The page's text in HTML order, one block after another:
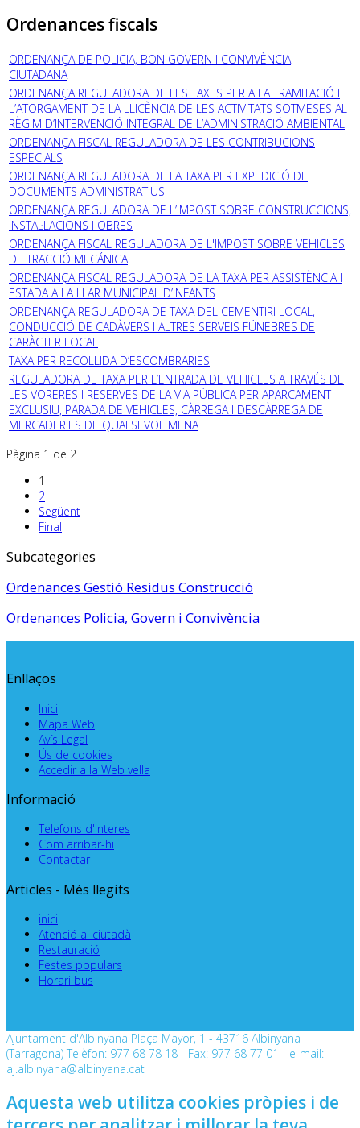
Ordenances fiscals
ORDENANÇA DE POLICIA, BON GOVERN I CONVIVÈNCIA
CIUTADANA
ORDENANÇA REGULADORA DE LES TAXES PER A LA TRAMITACIÓ I
L’ATORGAMENT DE LA LLICÈNCIA DE LES ACTIVITATS SOTMESES AL
RÈGIM D’INTERVENCIÓ INTEGRAL DE L’ADMINISTRACIÓ AMBIENTAL
ORDENANÇA FISCAL REGULADORA DE LES CONTRIBUCIONS
ESPECIALS
ORDENANÇA REGULADORA DE LA TAXA PER EXPEDICIÓ DE
DOCUMENTS ADMINISTRATIUS
ORDENANÇA REGULADORA DE L’IMPOST SOBRE CONSTRUCCIONS,
INSTAL·LACIONS I OBRES
ORDENANÇA FISCAL REGULADORA DE L'IMPOST SOBRE VEHICLES
DE TRACCIÓ MECÁNICA
ORDENANÇA FISCAL REGULADORA DE LA TAXA PER ASSISTÈNCIA I
ESTADA A LA LLAR MUNICIPAL D’INFANTS
ORDENANÇA REGULADORA DE TAXA DEL CEMENTIRI LOCAL,
CONDUCCIÓ DE CADÀVERS I ALTRES SERVEIS FÚNEBRES DE
CARÀCTER LOCAL
TAXA PER RECOLLIDA D’ESCOMBRARIES
REGULADORA DE TAXA PER L’ENTRADA DE VEHICLES A TRAVÉS DE
LES VORERES I RESERVES DE LA VIA PÚBLICA PER APARCAMENT
EXCLUSIU, PARADA DE VEHICLES, CÀRREGA I DESCÀRREGA DE
MERCADERIES DE QUALSEVOL MENA
Pàgina 1 de 2
1
2
Següent
Final
Subcategories
Ordenances Gestió Residus Construcció
Ordenances Policia, Govern i Convivència
Enllaços
Inici
Mapa Web
Avís Legal
Ús de cookies
Accedir a la Web vella
Informació
Telefons d'interes
Com arribar-hi
Contactar
Articles - Més llegits
inici
Atenció al ciutadà
Restauració
Festes populars
Horari bus
Ajuntament d'Albinyana Plaça Mayor, 1 - 43716 Albinyana
(Tarragona) Telèfon: 977 68 78 18 - Fax: 977 68 77 01 - e-mail:
aj.albinyana@albinyana.cat
Aquesta web utilitza cookies pròpies i de